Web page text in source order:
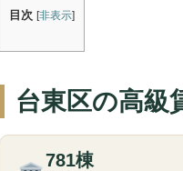
目次 [非表示]
台東区の高級
781棟